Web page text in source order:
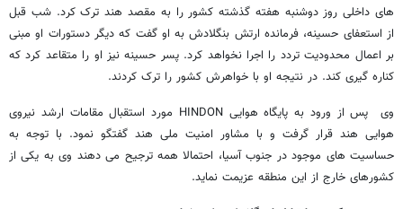
های داخلی روز دوشنبه هفته گذشته کشور را به مقصد هند ترک کرد. شب قبل
از استعفای حسینه، فرمانده ارتش بنگلادش به او گفت که دیگر دستورات او مبنی
بر اعمال محدودیت تردد را اجرا نخواهد کرد. پسر حسینه نیز او را متقاعد کرد که
کناره گیری کند. در نتیجه او با خواهرش کشور را ترک کردند.
وی پس از ورود به پایگاه هوایی HINDON مورد استقبال مقامات ارشد نیروی
هوایی هند قرار گرفت و با مشاور امنیت ملی هند گفتگو نمود. با توجه به
حساسیت های موجود در جنوب آسیا، احتمالا همه ترجیح می دهند وی به یکی از
کشورهای خارج از این منطقه عزیمت نماید.